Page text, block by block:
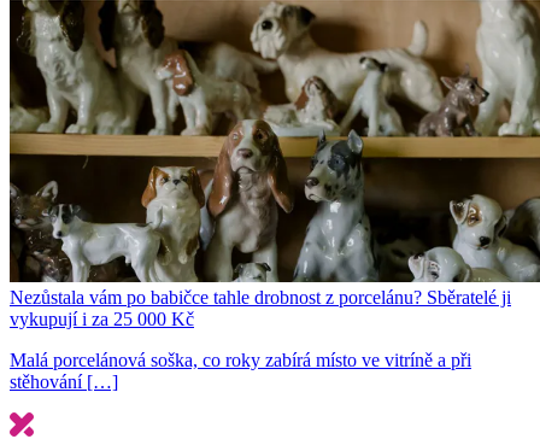
Nezůstala vám po babičce tahle drobnost z porcelánu? Sběratelé ji
vykupují i za 25 000 Kč
Malá porcelánová soška, co roky zabírá místo ve vitríně a při
stěhování […]